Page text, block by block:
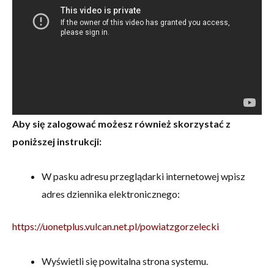
Aby się zalogować możesz również skorzystać z
poniższej instrukcji:
W pasku adresu przeglądarki internetowej wpisz
adres dziennika elektronicznego:
https://uonetplus.vulcan.net.pl/powiatzgorzelecki
Wyświetli się powitalna strona systemu.